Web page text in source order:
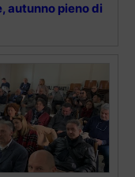
autunno pieno di